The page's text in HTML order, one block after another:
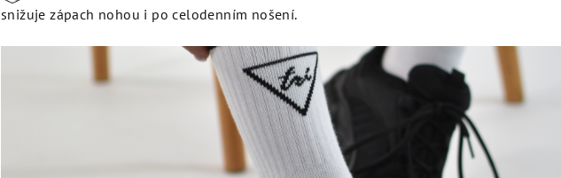
snižuje zápach nohou i po celodenním nošení.